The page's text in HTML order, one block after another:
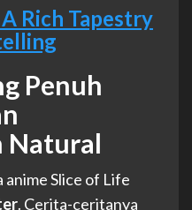
Rich Tapestry
Penuh
Natural
anime Slice of Life
. Cerita-ceritanya